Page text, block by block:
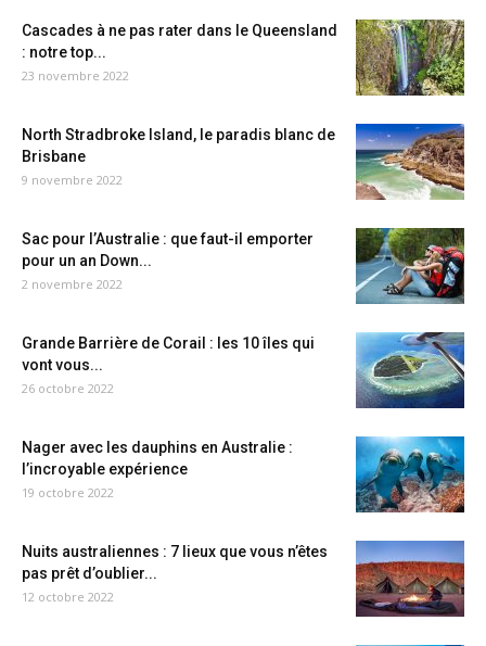
Cascades à ne pas rater dans le Queensland
: notre top...
23 novembre 2022
North Stradbroke Island, le paradis blanc de
Brisbane
9 novembre 2022
Sac pour l’Australie : que faut-il emporter
pour un an Down...
2 novembre 2022
Grande Barrière de Corail : les 10 îles qui
vont vous...
26 octobre 2022
Nager avec les dauphins en Australie :
l’incroyable expérience
19 octobre 2022
Nuits australiennes : 7 lieux que vous n’êtes
pas prêt d’oublier...
12 octobre 2022